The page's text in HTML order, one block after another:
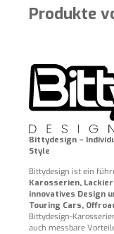
Produkte
Bittydesign –
Style
Bittydesign ist ein
Karosserien,
innovatives Design
Touring Cars,
Bittydesign-
auch messbare